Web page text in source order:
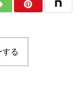
する